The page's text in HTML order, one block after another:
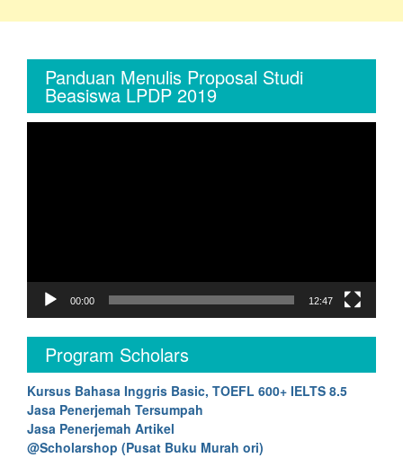
Panduan Menulis Proposal Studi
Beasiswa LPDP 2019
00:00 12:47
Program Scholars
Kursus Bahasa Inggris Basic, TOEFL 600+ IELTS 8.5
Jasa Penerjemah Tersumpah
Jasa Penerjemah Artikel
@Scholarshop (Pusat Buku Murah ori)